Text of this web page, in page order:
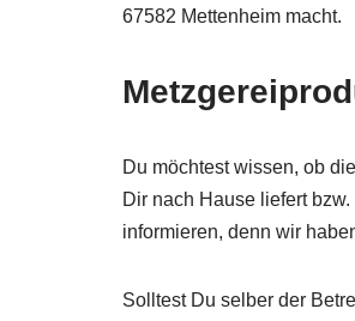
67582 Mettenheim macht.
Du möchtest wissen, ob
Dir nach Hause liefert bzw.
informieren, denn wir
Solltest Du selber der